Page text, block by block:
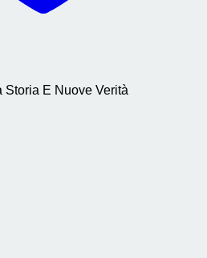
E Nuove Verità